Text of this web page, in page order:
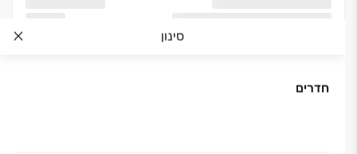
סינון
חדרים